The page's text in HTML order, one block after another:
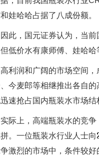
娃哈哈占据了八成份额。
，国元证券认为，当前
低价水有康师傅、娃哈
润和广阔的市场空间，
今麦郎等相继推出各自
速抢占国内瓶装水市场
上，高端瓶装水的竞争
。一位瓶装水行业人士向
激烈的市场中，条件较